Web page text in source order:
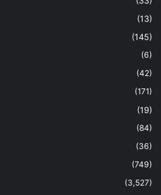
(13)
(145)
(6)
(42)
(171)
(19)
(84)
(36)
(749)
(3,527)